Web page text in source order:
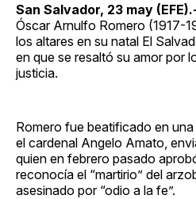
San Salvador, 23 may
Óscar Arnulfo Romero (1917-
los altares en su natal El
en que se resaltó su amor por
justicia.
Romero fue beatificado en
el cardenal Angelo Amato,
quien en febrero pasado
reconocía el “martirio” del
asesinado por “odio a la fe”.